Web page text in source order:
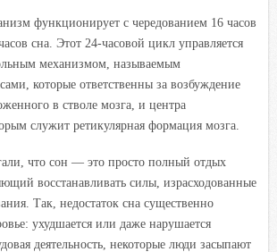
функционирует с чередованием 16 часов
сна. Этот 24-часовой цикл управляется
механизмом, называемым
которые ответственны за возбуждение
в стволе мозга, и центра
служит ретикулярная формация мозга.
что сон — это просто полный отдых
восстанавливать силы, израсходованные
Так, недостаток сна существенно
ухудшается или даже нарушается
деятельность, некоторые люди засыпают